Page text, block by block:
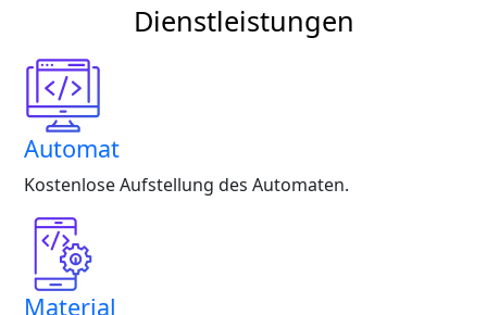
Dienstleistungen
Automat
Kostenlose Aufstellung des Automaten.
Material